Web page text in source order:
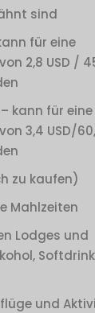
sind
für eine
2,8 USD /
kann für eine
3,4 USD/
zu kaufen)
Mahlzeiten
Lodges und
und